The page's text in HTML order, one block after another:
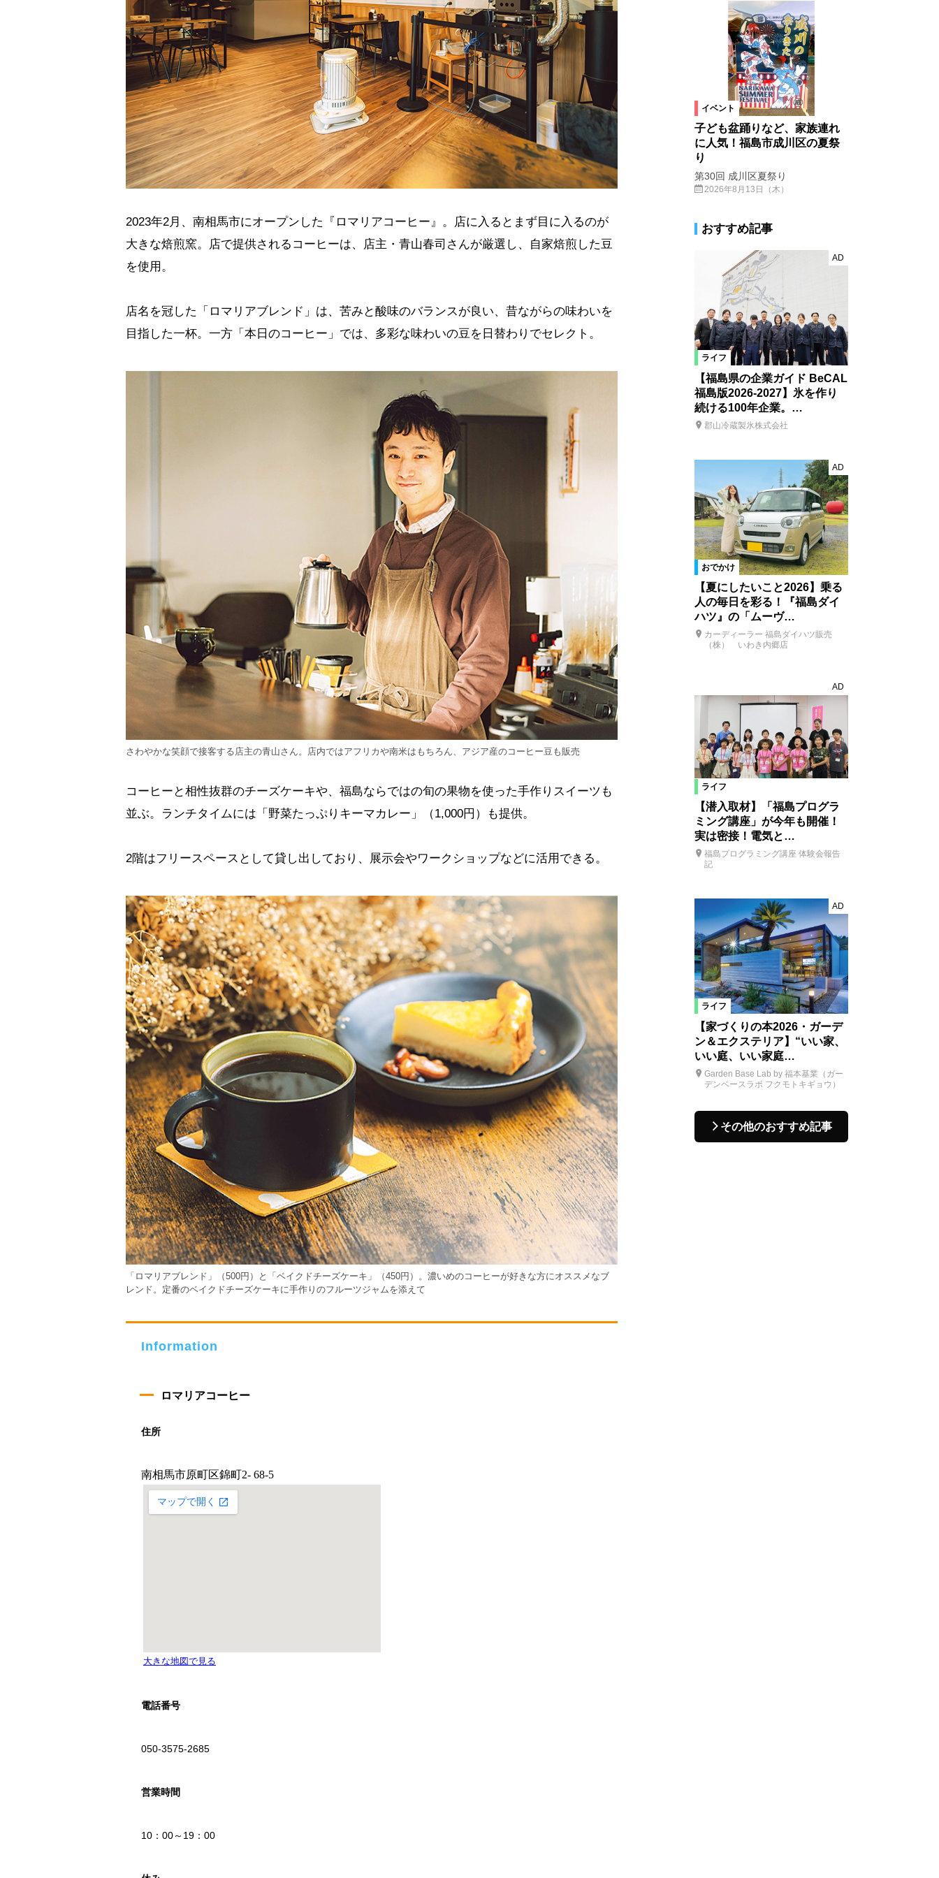
2023年2月、南相馬市にオープンした『ロマリアコーヒー』。店に入るとまず目に入るのが
大きな焙煎窯。店で提供されるコーヒーは、店主・青山春司さんが厳選し、自家焙煎した豆
を使用。
店名を冠した「ロマリアブレンド」は、苦みと酸味のバランスが良い、昔ながらの味わいを
目指した一杯。一方「本日のコーヒー」では、多彩な味わいの豆を日替わりでセレクト。
さわやかな笑顔で接客する店主の青山さん。店内ではアフリカや南米はもちろん、アジア産のコーヒー豆も販売
コーヒーと相性抜群のチーズケーキや、福島ならではの旬の果物を使った手作りスイーツも
並ぶ。ランチタイムには「野菜たっぷりキーマカレー」（1,000円）も提供。
2階はフリースペースとして貸し出しており、展示会やワークショップなどに活用できる。
「ロマリアブレンド」（500円）と「ベイクドチーズケーキ」（450円）。濃いめのコーヒーが好きな方にオススメなブ
レンド。定番のベイクドチーズケーキに手作りのフルーツジャムを添えて
Information
ロマリアコーヒー
住所
電話番号
050-3575-2685
営業時間
10：00～19：00
イベント
子ども盆踊りなど、家族連れ
に人気！福島市成川区の夏祭
り
第30回 成川区夏祭り
2026年8月13日（木）
おすすめ記事
ライフ
AD
【福島県の企業ガイド BeCAL
福島版2026-2027】氷を作り
続ける100年企業。…
郡山冷蔵製氷株式会社
おでかけ
AD
【夏にしたいこと2026】乗る
人の毎日を彩る！『福島ダイ
ハツ』の「ムーヴ…
カーディーラー 福島ダイハツ販売
（株） いわき内郷店
ライフ
AD
【潜入取材】「福島プログラ
ミング講座」が今年も開催！
実は密接！電気と…
福島プログラミング講座 体験会報告
記
ライフ
AD
【家づくりの本2026・ガーデ
ン＆エクステリア】“いい家、
いい庭、いい家庭…
Garden Base Lab by 福本基業（ガー
デンベースラボ フクモトキギョウ）
その他のおすすめ記事